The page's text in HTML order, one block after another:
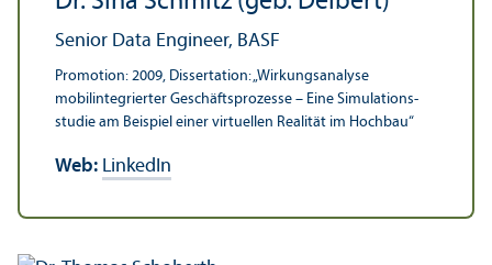
Senior Data Engineer, BASF
Promotion: 2009, Dissertation: „Wirkungs­analyse
mobilintegrierter Geschäfts­prozesse – Eine Simulations­
studie am Beispiel einer virtuellen Realität im Hochbau“
Web: LinkedIn